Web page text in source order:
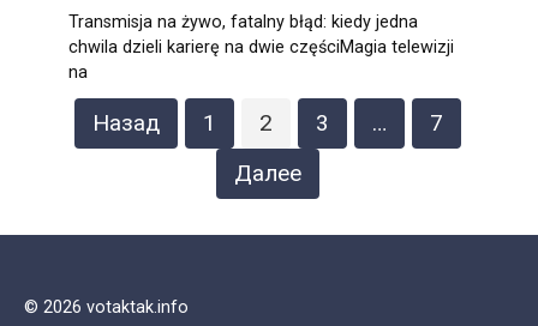
Transmisja na żywo, fatalny błąd: kiedy jedna
chwila dzieli karierę na dwie częściMagia telewizji
na
Пагинация
записей
Назад 1 2 3 …
7
Далее
© 2026 votaktak.info